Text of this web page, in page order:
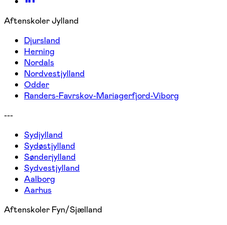
Aftenskoler Jylland
Djursland
Herning
Nordals
Nordvestjylland
Odder
Randers-Favrskov-Mariagerfjord-Viborg
---
Sydjylland
Sydøstjylland
Sønderjylland
Sydvestjylland
Aalborg
Aarhus
Aftenskoler Fyn/Sjælland